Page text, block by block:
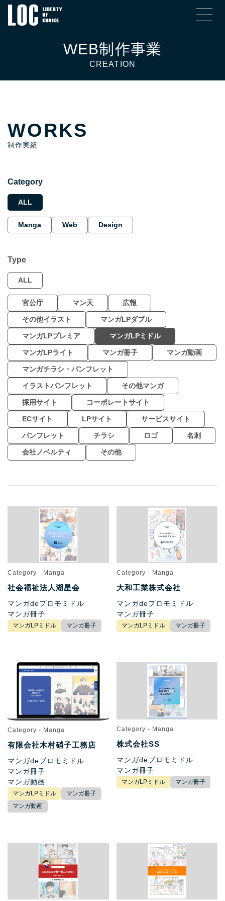
SEARCH RESULTS FOR
WORKS
制作実績
Category
ALL
Manga Web Design
Type
ALL
官公庁 マン天 広報
その他イラスト マンガLPダブル
マンガLPプレミア マンガLPミドル
マンガLPライト マンガ冊子 マンガ動画
マンガチラシ・パンフレット
イラストパンフレット その他マンガ
採用サイト コーポレートサイト
ECサイト LPサイト サービスサイト
パンフレット チラシ ロゴ 名刺
会社ノベルティ その他
Category - Manga
社会福祉法人湖星会
マンガdeプロモミドル
マンガ冊子
マンガLPミドル マンガ冊子
Category - Manga
大和工業株式会社
マンガdeプロモミドル
マンガ冊子
マンガLPミドル マンガ冊子
Category - Manga
有限会社木村硝子工務店
マンガdeプロモミドル
マンガ冊子
マンガ動画
マンガLPミドル
マンガ冊子
マンガ動画
Category - Manga
株式会社SS
マンガdeプロモミドル
マンガ冊子
マンガLPミドル マンガ冊子